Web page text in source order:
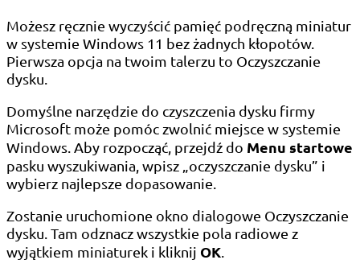
Możesz ręcznie wyczyścić pamięć podręczną miniatur
w systemie Windows 11 bez żadnych kłopotów.
Pierwsza opcja na twoim talerzu to Oczyszczanie
dysku.
Domyślne narzędzie do czyszczenia dysku firmy
Microsoft może pomóc zwolnić miejsce w systemie
Windows. Aby rozpocząć, przejdź do Menu startowe
pasku wyszukiwania, wpisz „oczyszczanie dysku” i
wybierz najlepsze dopasowanie.
Zostanie uruchomione okno dialogowe Oczyszczanie
dysku. Tam odznacz wszystkie pola radiowe z
wyjątkiem miniaturek i kliknij OK.